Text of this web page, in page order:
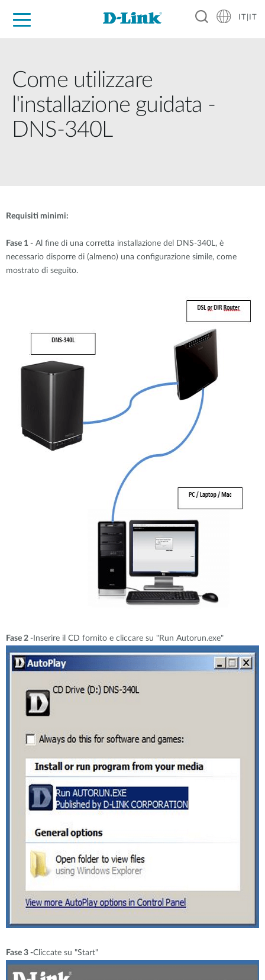
IT|IT
Come utilizzare
l'installazione guidata -
DNS-340L
Requisiti minimi:
Fase 1 - Al fine di una corretta installazione del DNS-340L, è
necessario disporre di (almeno) una configurazione simile, come
mostrato di seguito.
Fase 2 - Inserire il CD fornito e cliccare su "Run Autorun.exe"
Fase 3 -Cliccate su "Start"